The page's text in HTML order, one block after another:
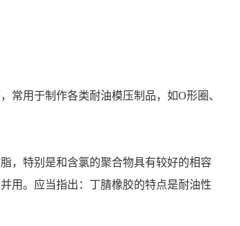
常用于制作各类耐油模压制品，如O形圈、
，特别是和含氯的聚合物具有较好的相容
用。应当指出：丁腈橡胶的特点是耐油性